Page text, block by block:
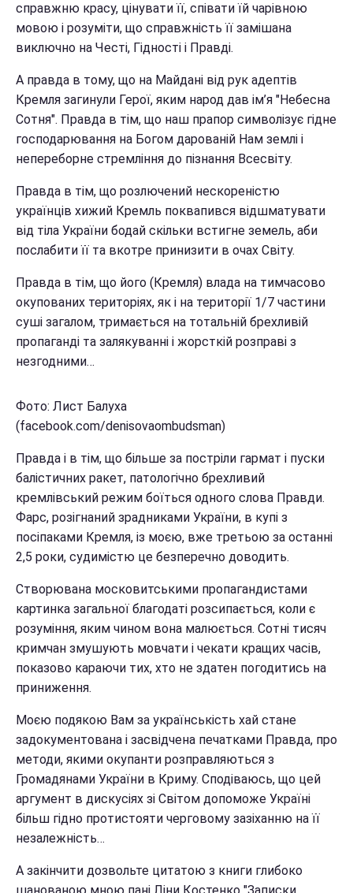
справжню красу, цінувати її, співати їй чарівною
мовою і розуміти, що справжність її замішана
виключно на Честі, Гідності і Правді.
А правда в тому, що на Майдані від рук адептів
Кремля загинули Герої, яким народ дав ім’я "Небесна
Сотня". Правда в тім, що наш прапор символізує гідне
господарювання на Богом дарованій Нам землі і
непереборне стремління до пізнання Всесвіту.
Правда в тім, що розлючений нескореністю
українців хижий Кремль поквапився відшматувати
від тіла України бодай скільки встигне земель, аби
послабити її та вкотре принизити в очах Світу.
Правда в тім, що його (Кремля) влада на тимчасово
окупованих територіях, як і на території 1/7 частини
суші загалом, тримається на тотальній брехливій
пропаганді та залякуванні і жорсткій розправі з
незгодними…
Фото: Лист Балуха
(facebook.com/denisovaombudsman)
Правда і в тім, що більше за постріли гармат і пуски
балістичних ракет, патологічно брехливий
кремлівський режим боїться одного слова Правди.
Фарс, розігнаний зрадниками України, в купі з
посіпаками Кремля, із моєю, вже третьою за останні
2,5 роки, судимістю це безперечно доводить.
Створювана московитськими пропагандистами
картинка загальної благодаті розсипається, коли є
розуміння, яким чином вона малюється. Сотні тисяч
кримчан змушують мовчати і чекати кращих часів,
показово караючи тих, хто не здатен погодитись на
приниження.
Моєю подякою Вам за українськість хай стане
задокументована і засвідчена печатками Правда, про
методи, якими окупанти розправляються з
Громадянами України в Криму. Сподіваюсь, що цей
аргумент в дискусіях зі Світом допоможе Україні
більш гідно протистояти черговому зазіханню на її
незалежність…
А закінчити дозвольте цитатою з книги глибоко